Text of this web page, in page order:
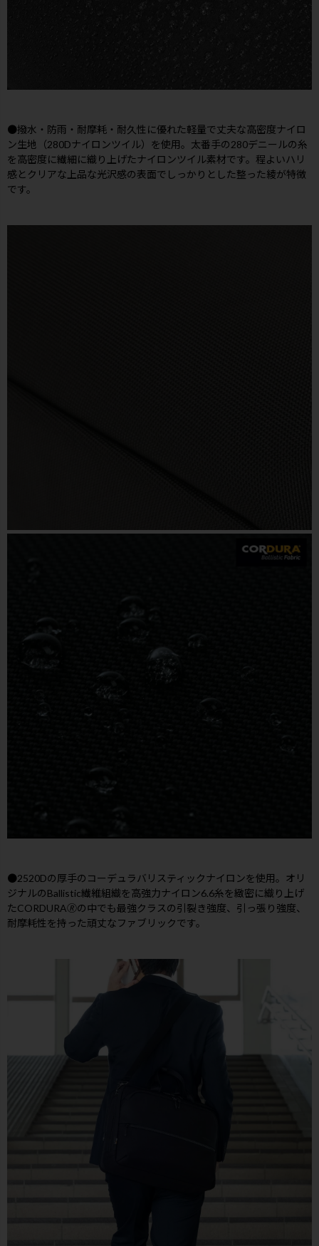
●撥水・防雨・耐摩耗・耐久性に優れた軽量で丈夫な高密度ナイロ
ン生地（280Dナイロンツイル）を使用。太番手の280デニールの糸
を高密度に繊細に織り上げたナイロンツイル素材です。程よいハリ
感とクリアな上品な光沢感の表面でしっかりとした整った綾が特徴
です。
●2520Dの厚手のコーデュラバリスティックナイロンを使用。オリ
ジナルのBallistic繊維組織を高強力ナイロン6.6糸を緻密に織り上げ
たCORDURA🄬の中でも最強クラスの引裂き強度、引っ張り強度、
耐摩耗性を持った頑丈なファブリックです。